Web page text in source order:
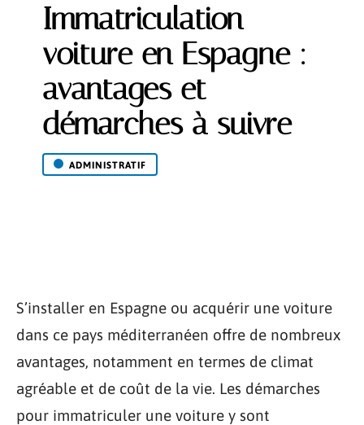
Immatriculation
voiture en Espagne :
avantages et
démarches à suivre
ADMINISTRATIF
S’installer en Espagne ou acquérir une voiture
dans ce pays méditerranéen offre de nombreux
avantages, notamment en termes de climat
agréable et de coût de la vie. Les démarches
pour immatriculer une voiture y sont